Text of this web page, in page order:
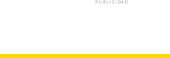
PUBLICIDAD